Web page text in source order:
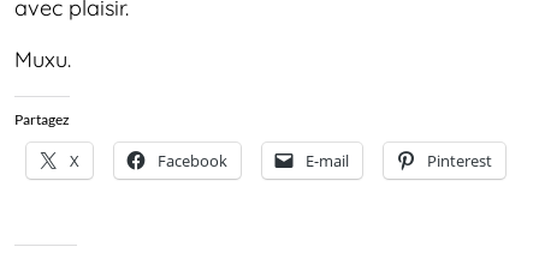
avec plaisir.
Muxu.
Partagez
X Facebook E-mail Pinterest